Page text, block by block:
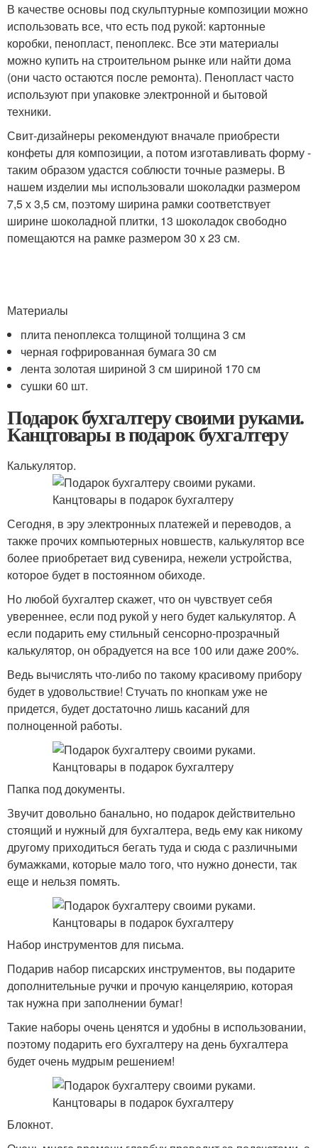
В качестве основы под скульптурные композиции можно
использовать все, что есть под рукой: картонные
коробки, пенопласт, пеноплекс. Все эти материалы
можно купить на строительном рынке или найти дома
(они часто остаются после ремонта). Пенопласт часто
используют при упаковке электронной и бытовой
техники.
Свит-дизайнеры рекомендуют вначале приобрести
конфеты для композиции, а потом изготавливать форму -
таким образом удастся соблюсти точные размеры. В
нашем изделии мы использовали шоколадки размером
7,5 х 3,5 см, поэтому ширина рамки соответствует
ширине шоколадной плитки, 13 шоколадок свободно
помещаются на рамке размером 30 х 23 см.
Материалы
плита пеноплекса толщиной толщина 3 см
черная гофрированная бумага 30 см
лента золотая шириной 3 см шириной 170 см
сушки 60 шт.
Подарок бухгалтеру своими руками.
Канцтовары в подарок бухгалтеру
Калькулятор.
Сегодня, в эру электронных платежей и переводов, а
также прочих компьютерных новшеств, калькулятор все
более приобретает вид сувенира, нежели устройства,
которое будет в постоянном обиходе.
Но любой бухгалтер скажет, что он чувствует себя
увереннее, если под рукой у него будет калькулятор. А
если подарить ему стильный сенсорно-прозрачный
калькулятор, он обрадуется на все 100 или даже 200%.
Ведь вычислять что-либо по такому красивому прибору
будет в удовольствие! Стучать по кнопкам уже не
придется, будет достаточно лишь касаний для
полноценной работы.
Папка под документы.
Звучит довольно банально, но подарок действительно
стоящий и нужный для бухгалтера, ведь ему как никому
другому приходиться бегать туда и сюда с различными
бумажками, которые мало того, что нужно донести, так
еще и нельзя помять.
Набор инструментов для письма.
Подарив набор писарских инструментов, вы подарите
дополнительные ручки и прочую канцелярию, которая
так нужна при заполнении бумаг!
Такие наборы очень ценятся и удобны в использовании,
поэтому подарить его бухгалтеру на день бухгалтера
будет очень мудрым решением!
Блокнот.